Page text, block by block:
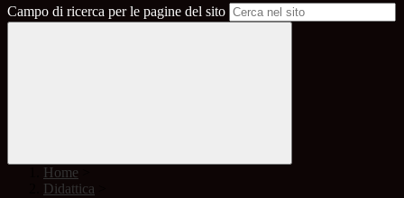
Campo di ricerca per le pagine del sito
Home
Didattica